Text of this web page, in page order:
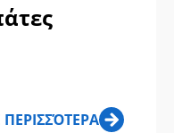
ΠΕΡΙΣΣΌΤΕΡΑ